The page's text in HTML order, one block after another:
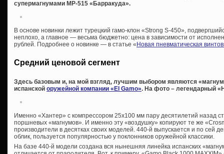
супермагнумами МР-515 «Барракуда».
В основе новинки лежит турецкий гамо-клон «Strong S-450»,
неплохо, а главное — весьма бюджетно: цена в зависимости от
рублей. Подробнее о новинке — в статье « Новая пневматическая
Средний ценовой сегмент
Здесь базовым и, на мой взгляд, лучшим выбором являются
испанской оружейной компании «El Gamo». На фото – легендарный
Именно «Хантер» с компрессором 25х100 мм пару десятилетий назад
поршневых «магнумов». И именно эту «воздушку» копируют те же
производители в десятках своих моделей. 440-й выпускается и по сей
облик, пользуется популярностью у поклонников оружейной классики.
На базе 440-й модели создана вся нынешняя линейка испанских